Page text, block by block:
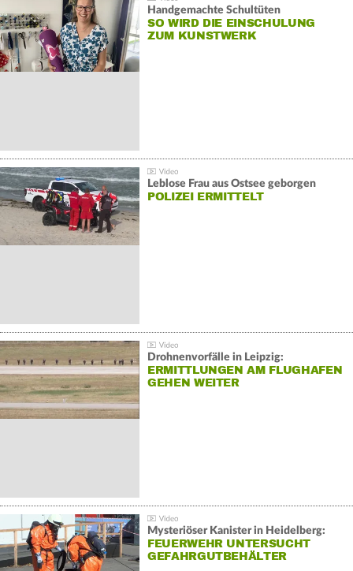
Handgemachte Schultüten
SO WIRD DIE EINSCHULUNG
ZUM KUNSTWERK
Leblose Frau aus Ostsee geborgen
POLIZEI ERMITTELT
Drohnenvorfälle in Leipzig:
ERMITTLUNGEN AM FLUGHAFEN
GEHEN WEITER
Mysteriöser Kanister in Heidelberg:
FEUERWEHR UNTERSUCHT
GEFAHRGUTBEHÄLTER